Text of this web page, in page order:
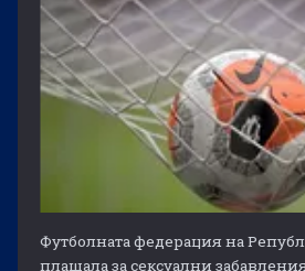
Футболната федерация на
плащала за сексуални